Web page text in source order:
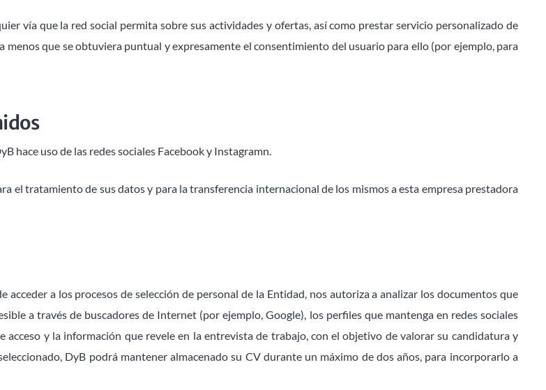
vía que la red social permita sobre sus actividades y ofertas, así como prestar servicio personalizado de
menos que se obtuviera puntual y expresamente el consentimiento del usuario para ello (por ejemplo, para
hace uso de las redes sociales Facebook y Instagramn.
el tratamiento de sus datos y para la transferencia internacional de los mismos a esta empresa prestadora
a los procesos de selección de personal de la Entidad, nos autoriza a analizar los documentos que
a través de buscadores de Internet (por ejemplo, Google), los perfiles que mantenga en redes sociales
y la información que revele en la entrevista de trabajo, con el objetivo de valorar su candidatura y
DyB podrá mantener almacenado su CV durante un máximo de dos años, para incorporarlo a